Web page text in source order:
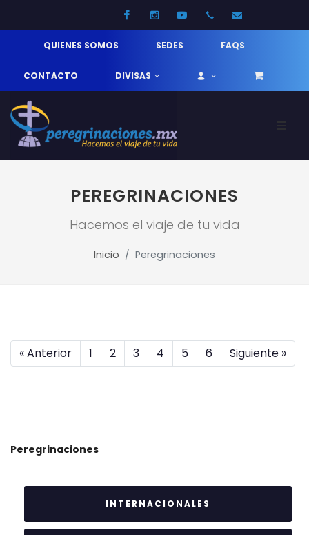
FacebookInstagramYoutube52 33 31210744
QUIENES SOMOS SEDES FAQS
CONTACTO DIVISAS
PEREGRINACIONES
Hacemos el viaje de tu vida
Inicio Peregrinaciones
« Anterior 1 2 3 4 5 6 Siguiente »
Peregrinaciones
INTERNACIONALES